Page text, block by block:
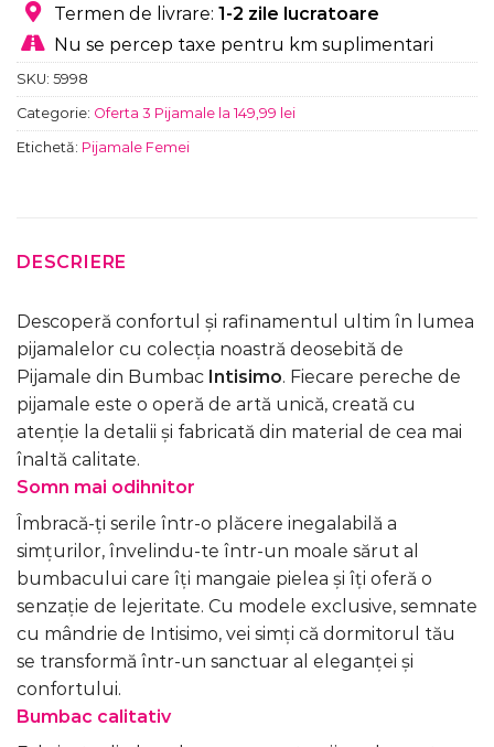
Termen de livrare: 1-2 zile lucratoare
Nu se percep taxe pentru km suplimentari
SKU: 5998
Categorie: Oferta 3 Pijamale la 149,99 lei
Etichetă: Pijamale Femei
DESCRIERE
Descoperă confortul și rafinamentul ultim în lumea
pijamalelor cu colecția noastră deosebită de
Pijamale din Bumbac Intisimo. Fiecare pereche de
pijamale este o operă de artă unică, creată cu
atenție la detalii și fabricată din material de cea mai
înaltă calitate.
Somn mai odihnitor
Îmbracă-ți serile într-o plăcere inegalabilă a
simțurilor, învelindu-te într-un moale sărut al
bumbacului care îți mangaie pielea și îți oferă o
senzație de lejeritate. Cu modele exclusive, semnate
cu mândrie de Intisimo, vei simți că dormitorul tău
se transformă într-un sanctuar al eleganței și
confortului.
Bumbac calitativ